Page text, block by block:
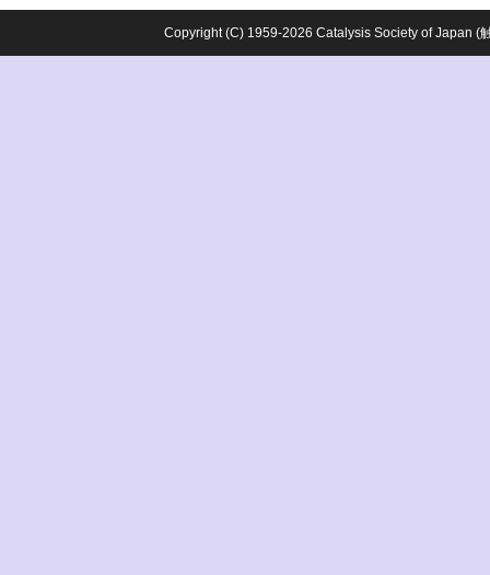
Copyright (C) 1959-2026 Catalysis Society of Japan (